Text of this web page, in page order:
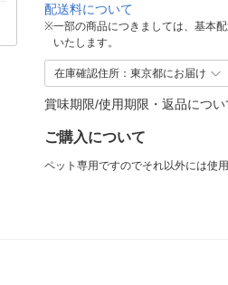
配送料について
※一部の商品につきましては、基本
いたします。
在庫確認住所：東京都にお届け
賞味期限/使用期限・返品につい
ご購入について
ペット専用ですのでそれ以外には使